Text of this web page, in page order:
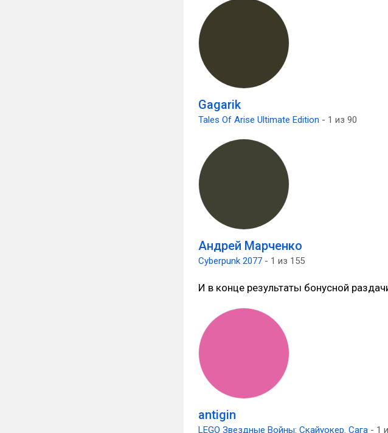
Gagarik
Tales Of Arise Ultimate Edition - 1 из 90
Андрей Марченко
Cyberpunk 2077 - 1 из 155
И в конце результаты бонусной
antigin
LEGO Звездные Войны: Скайуокер. Сага - 1